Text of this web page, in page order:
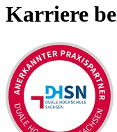
Karriere